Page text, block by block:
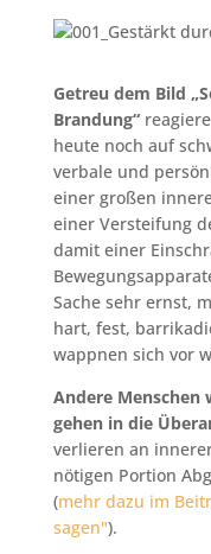
Getreu dem Bild
Brandung“
heute noch auf
verbale und
einer großen
einer Versteifung
damit einer
Sache sehr ernst,
hart, fest,
wappnen sich vor
Andere Menschen
gehen in die
verlieren an
nötigen Portion
(mehr dazu im
sagen").